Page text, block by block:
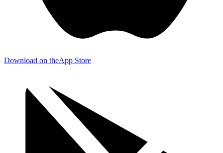
Download on theApp Store